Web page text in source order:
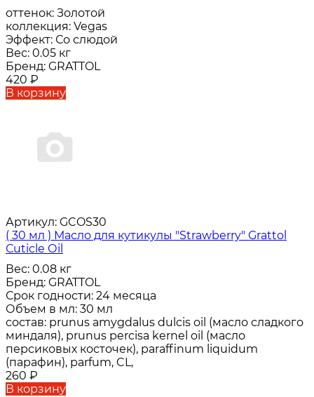
оттенок: Золотой
коллекция: Vegas
Эффект: Со слюдой
Вес: 0.05 кг
Бренд: GRATTOL
420 ₽
В корзину
Артикул: GCOS30
( 30 мл ) Масло для кутикулы "Strawberry" Grattol
Сuticle Оil
Вес: 0.08 кг
Бренд: GRATTOL
Срок годности: 24 месяца
Объем в мл: 30 мл
состав: prunus amygdalus dulcis oil (масло сладкого
миндаля), prunus percisa kernel oil (масло
персиковых косточек), paraffinum liquidum
(парафин), parfum, CL,
260 ₽
В корзину